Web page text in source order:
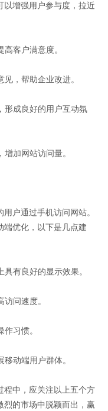
以增强用户参与度，拉近
客户满意度。
，帮助企业改进。
形成良好的用户互动氛
加网站访问量。
户通过手机访问网站。
端优化，以下是几点建
有良好的显示效果。
问速度。
习惯。
动端用户群体。
程中，应关注以上五个方
烈的市场中脱颖而出，赢